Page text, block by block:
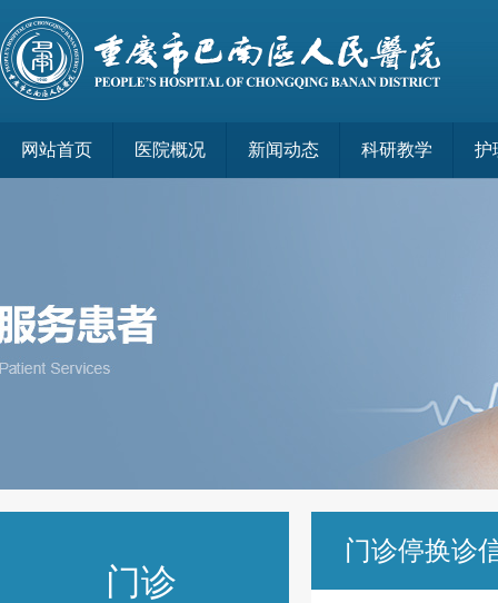
网站首页 医院概况 新闻动态 科研教学 护
门诊
门诊停换诊